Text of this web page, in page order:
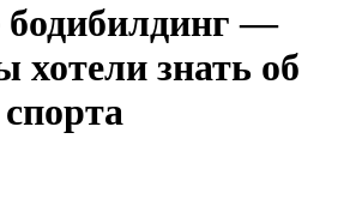
бодибилдинг —
хотели знать об